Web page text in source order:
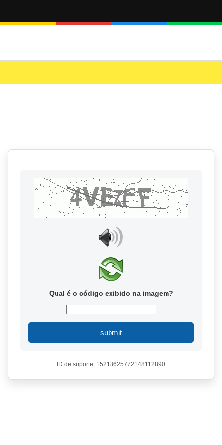
Qual é o código exibido na imagem?
submit
ID de suporte: 15218625772148112890